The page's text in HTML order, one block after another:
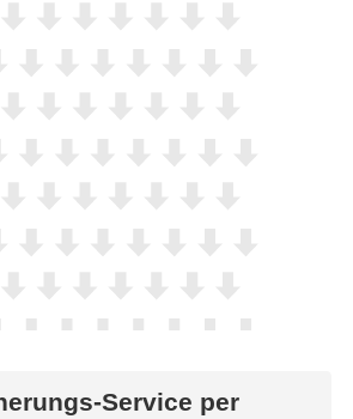
Service per